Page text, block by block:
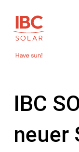
IBC
neuer